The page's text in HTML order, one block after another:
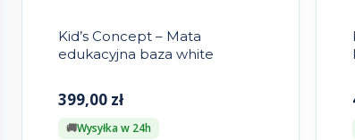
Kid’s Concept – Mata
edukacyjna baza white
399,00 zł
Wysyłka w 24h